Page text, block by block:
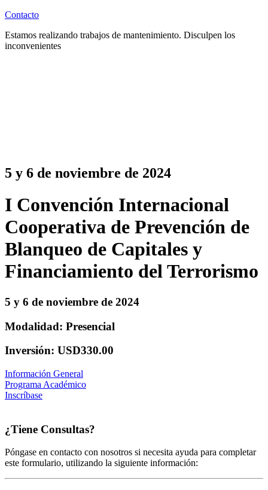
Contacto
Estamos realizando trabajos de mantenimiento. Disculpen los
inconvenientes
5 y 6 de noviembre de 2024
I Convención Internacional
Cooperativa de Prevención de
Blanqueo de Capitales y
Financiamiento del Terrorismo
5 y 6 de noviembre de 2024
Modalidad: Presencial
Inversión: USD330.00
Información General
Programa Académico
Inscríbase
¿Tiene Consultas?
Póngase en contacto con nosotros si necesita ayuda para completar
este formulario, utilizando la siguiente información: